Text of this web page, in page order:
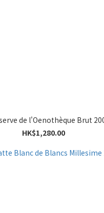
de l'Oenothèque Brut
HK$1,280.00